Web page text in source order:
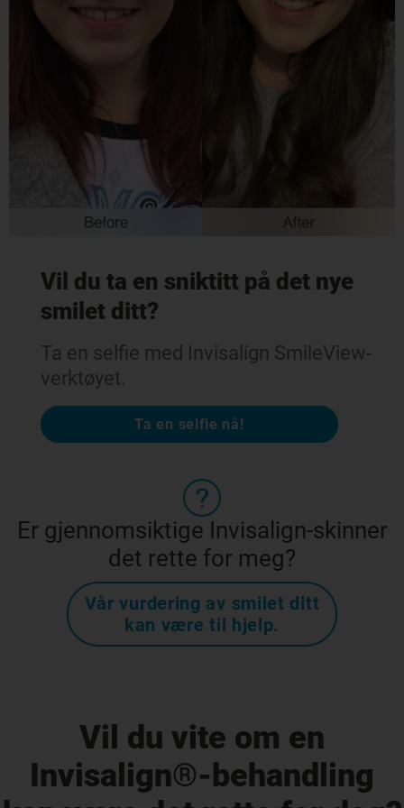
Vil du ta en sniktitt på det nye
smilet ditt?
Ta en selfie med Invisalign SmileView-
verktøyet.
Ta en selfie nå!
Er gjennomsiktige Invisalign-skinner
det rette for meg?
Vår vurdering av smilet ditt
kan være til hjelp.
Vil du vite om en
Invisalign®-behandling